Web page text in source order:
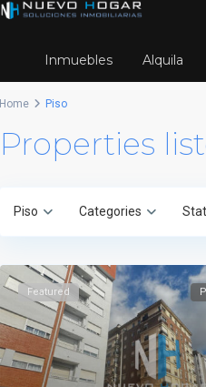
Inmuebles Alquila
Home Piso
Properties
Piso Categories
Featured